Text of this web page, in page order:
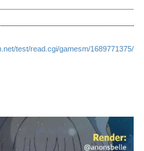
test/read.cgi/gamesm/1689771375/